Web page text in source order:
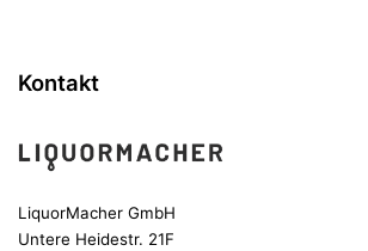
Kontakt
LiquorMacher GmbH
Untere Heidestr. 21F